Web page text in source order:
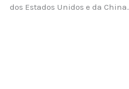
dos Estados Unidos e da China.